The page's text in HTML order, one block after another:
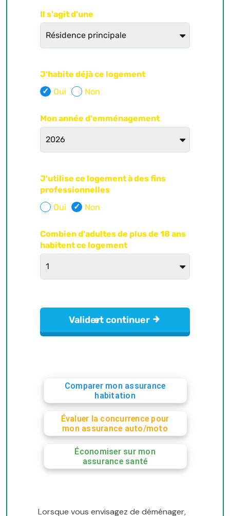
Comparer mon assurance
habitation
Évaluer la concurrence pour
mon assurance auto/moto
Économiser sur mon
assurance santé
Lorsque vous envisagez de déménager,